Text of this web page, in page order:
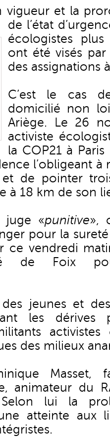
vigueur et la
de l’état
écologistes
ont été visés
des assignations
C’est le cas
domicilié non
Ariège. Le 26
activiste
la COP21 à
l’obligeant
de pointer
à 18 km de son
juge «punitive»,
pour la
ce vendredi
de Foix
jeunes et
les dérives
des milieux
Masset,
animateur du
lui la
atteinte aux